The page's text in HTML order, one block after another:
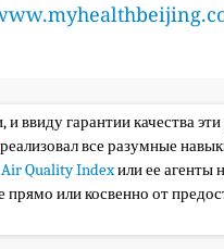
ввиду гарантии качества
реализовал все разумные
Quality Indexили ее агенты
или косвенно от